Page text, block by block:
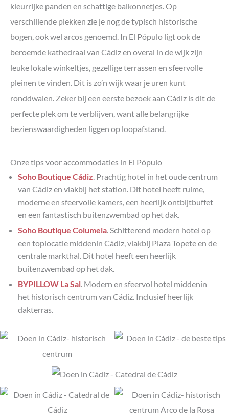
kleurrijke panden en schattige balkonnetjes. Op
verschillende plekken zie je nog de typisch historische
bogen, ook wel arcos genoemd. In El Pópulo ligt ook de
beroemde kathedraal van Cádiz en overal in de wijk zijn
leuke lokale winkeltjes, gezellige terrassen en sfeervolle
pleinen te vinden. Dit is zo’n wijk waar je uren kunt
ronddwalen. Zeker bij een eerste bezoek aan Cádiz is dit de
perfecte plek om te verblijven, want alle belangrijke
bezienswaardigheden liggen op loopafstand.
Onze tips voor accommodaties in El Pópulo
Soho Boutique Cádiz. Prachtig hotel in het oude centrum
van Cádiz en vlakbij het station. Dit hotel heeft ruime,
moderne en sfeervolle kamers, een heerlijk ontbijtbuffet
en een fantastisch buitenzwembad op het dak.
Soho Boutique Columela. Schitterend modern hotel op
een toplocatie middenin Cádiz, vlakbij Plaza Topete en de
centrale markthal. Dit hotel heeft een heerlijk
buitenzwembad op het dak.
BYPILLOW La Sal. Modern en sfeervol hotel middenin
het historisch centrum van Cádiz. Inclusief heerlijk
dakterras.